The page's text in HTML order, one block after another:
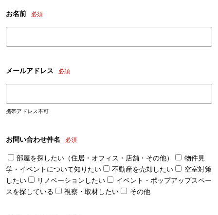
お名前 必須
メールアドレス 必須
携帯アドレス不可
お問い合わせ件名 必須
部屋を探したい（住居・オフィス・店舗・その他）
物件見
学・イベントについて知りたい
不動産を売却したい
空室対策
したい
リノベーションしたい
イベント・ポップアップスペー
スを探している
視察・取材したい その他